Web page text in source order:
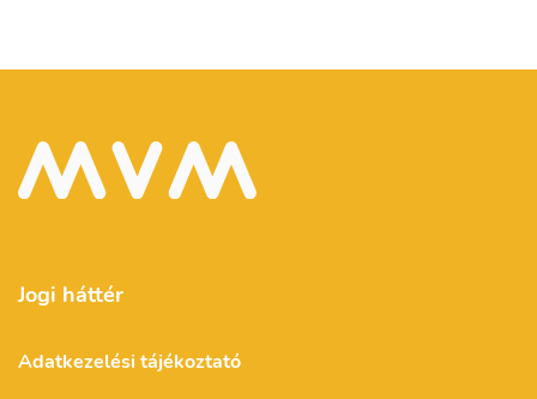
Jogi háttér
Adatkezelési tájékoztató